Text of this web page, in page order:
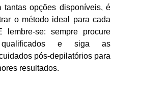
tantas opções disponíveis, é
o método ideal para cada
lembre-se: sempre procure
qualificados e siga as
pós-depilatórios para
resultados.